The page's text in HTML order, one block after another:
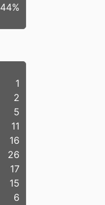
44%
1
2
5
11
16
26
17
15
6